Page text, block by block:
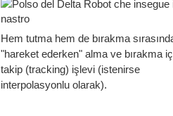
Hem tutma hem de bırakma
"hareket ederken" alma ve bırakma
takip (tracking) işlevi (istenirse
interpolasyonlu olarak).